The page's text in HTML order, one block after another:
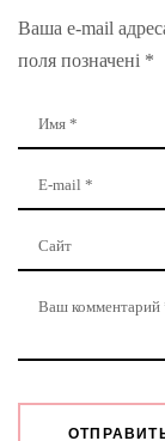
Ваша e-mail
поля позначені *